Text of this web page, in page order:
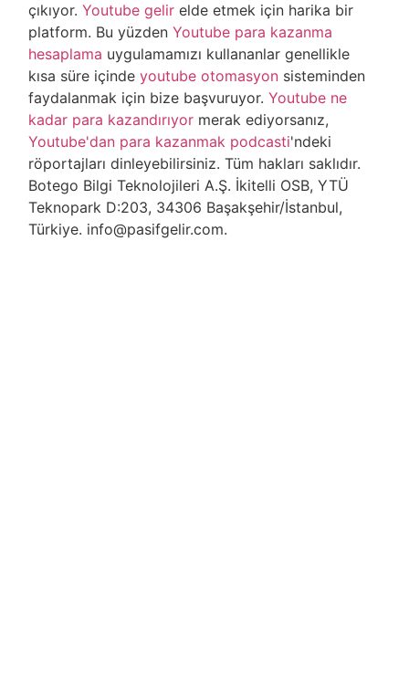
çıkıyor.Youtube gelir elde etmek için harika bir
platform. Bu yüzdenYoutube para kazanma
hesaplama uygulamamızı kullananlar genellikle
kısa süre içindeyoutube otomasyon sisteminden
faydalanmak için bize başvuruyor.Youtube ne
kadar para kazandırıyor merak ediyorsanız,
Youtube'dan para kazanmak podcasti'ndeki
röportajları dinleyebilirsiniz. Tüm hakları saklıdır.
Botego Bilgi Teknolojileri A.Ş. İkitelli OSB, YTÜ
Teknopark D:203, 34306 Başakşehir/İstanbul,
Türkiye. info@pasifgelir.com.